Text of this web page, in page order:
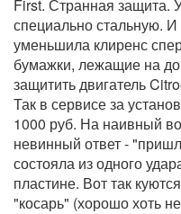
First. Странная защита.
специально стальную. И
уменьшила клиренс
бумажки, лежащие на
защитить двигатель
Так в сервисе за
1000 руб. На наивный
невинный ответ -
состояла из одного
пластине. Вот так
"косарь" (хорошо хоть